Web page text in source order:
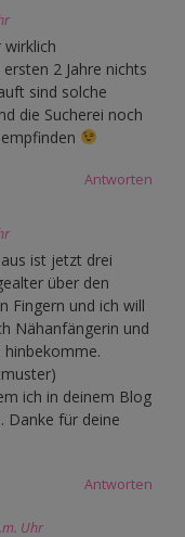
2 Jahre nichts
sind solche
die Sucherei noch
Antworten
ist jetzt drei
über den
Fingern und ich will
Nähanfängerin und
hinbekomme.
ich in deinem Blog
Danke für deine
Antworten
Uhr